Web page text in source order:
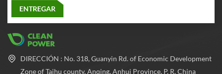
confiabilidad del cilindro.
DIRECCIÓN : No. 318, Guanyin Rd. of Economic Development
Zone of Taihu county, Anqing, Anhui Province, P. R. China